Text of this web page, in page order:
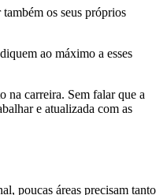
os seus próprios
ao máximo a esses
na carreira. Sem falar que a
e atualizada com as
poucas áreas precisam tanto